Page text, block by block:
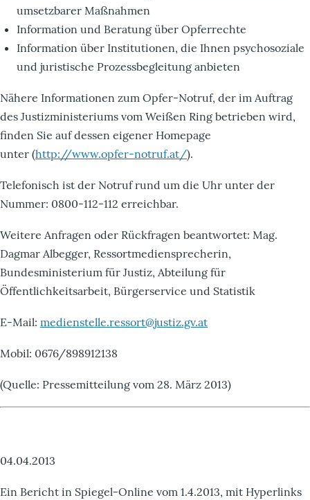
umsetzbarer Maßnahmen
Information und Beratung über Opferrechte
Information über Institutionen, die Ihnen psychosoziale
und juristische Prozessbegleitung anbieten
Nähere Informationen zum Opfer-Notruf, der im Auftrag
des Justizministeriums vom Weißen Ring betrieben wird,
finden Sie auf dessen eigener Homepage
unter (http://www.opfer-notruf.at/).
Telefonisch ist der Notruf rund um die Uhr unter der
Nummer: 0800-112-112 erreichbar.
Weitere Anfragen oder Rückfragen beantwortet: Mag.
Dagmar Albegger, Ressortmediensprecherin,
Bundesministerium für Justiz, Abteilung für
Öffentlichkeitsarbeit, Bürgerservice und Statistik
E-Mail: medienstelle.ressort@justiz.gv.at
Mobil: 0676/898912138
(Quelle: Pressemitteilung vom 28. März 2013)
04.04.2013
Ein Bericht in Spiegel-Online vom 1.4.2013, mit Hyperlinks